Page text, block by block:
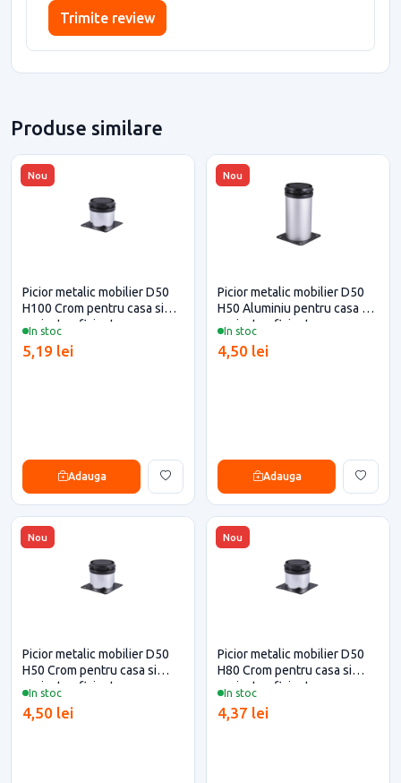
Trimite review
Produse similare
Nou
In stoc
Picior metalic mobilier D50
H100 Crom pentru casa si
proiecte eficiente
5,19 lei
Adauga
Nou
In stoc
Picior metalic mobilier D50
H50 Aluminiu pentru casa si
proiecte eficiente
4,50 lei
Adauga
Nou
In stoc
Picior metalic mobilier D50
H50 Crom pentru casa si
proiecte eficiente
4,50 lei
Nou
In stoc
Picior metalic mobilier D50
H80 Crom pentru casa si
proiecte eficiente
4,37 lei